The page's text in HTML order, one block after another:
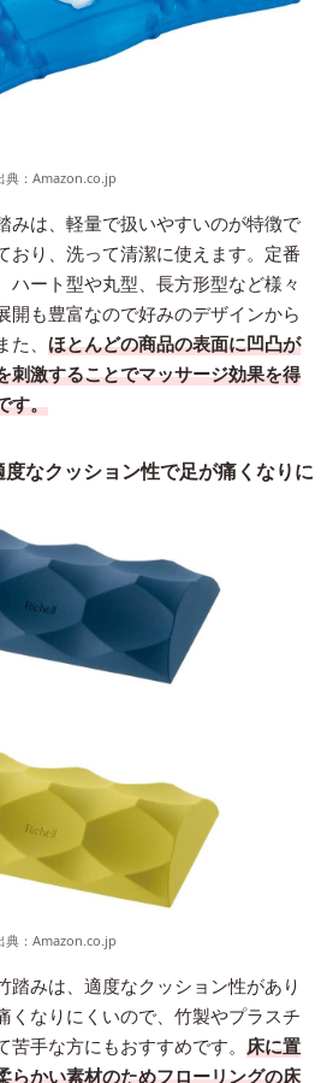
典： Amazon.co.jp
みは、軽量で扱いやすいのが特徴で
おり、洗って清潔に使えます。定番
ハート型や丸型、長方形型など様々
開も豊富なので好みのデザインから
、 ほとんどの商品の表面に凹凸が
刺激することでマッサージ効果を得
す。
なクッション性で足が痛くなりに
典： Amazon.co.jp
踏みは、適度なクッション性があり
くなりにくいので、竹製やプラスチ
手な方にもおすすめです。 床に置
らかい素材のためフローリングの床